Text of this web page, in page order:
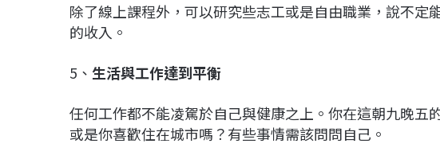
除了線上課程外，可以研究些志工或是自由職業，說不定
的收入。
5、 生活與工作達到平衡
任何工作都不能凌駕於自己與健康之上。你在這朝九晚五
或是你喜歡住在城市嗎？有些事情需該問問自己。